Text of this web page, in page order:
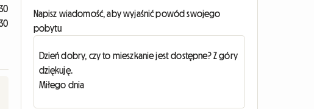
Napisz wiadomość, aby wyjaśnić powód swojego
pobytu